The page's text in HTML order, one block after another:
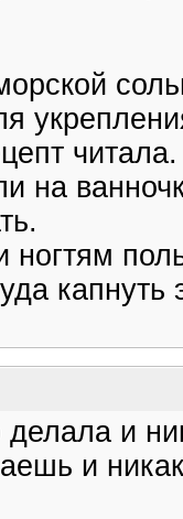
читала.
на
ногтям
капнуть
делала и
и